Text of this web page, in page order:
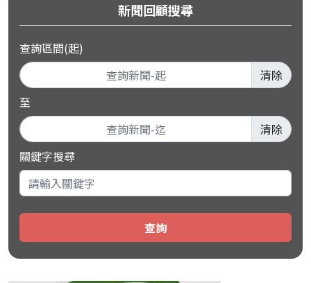
新聞回顧搜尋
查詢區間(起)
清除
至
清除
關鍵字搜尋
查詢